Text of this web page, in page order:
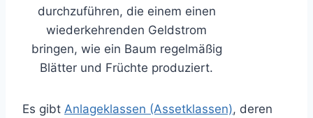
durchzuführen, die einem einen
wiederkehrenden Geldstrom
bringen, wie ein Baum regelmäßig
Blätter und Früchte produziert.
Es gibt Anlageklassen (Assetklassen), deren